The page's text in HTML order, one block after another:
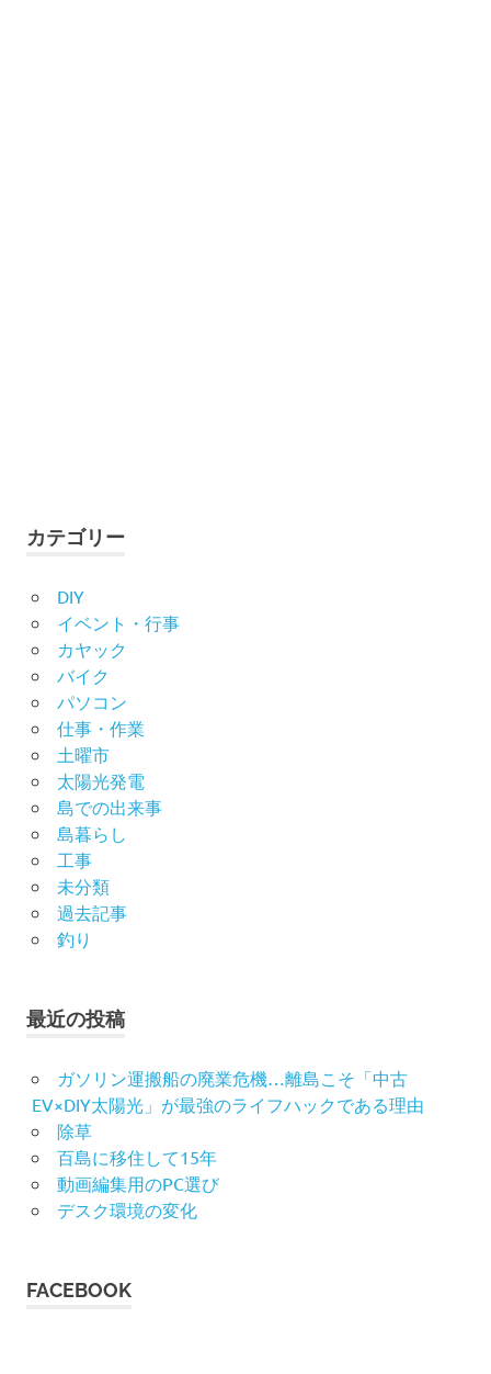
カテゴリー
DIY
イベント・行事
カヤック
バイク
パソコン
仕事・作業
土曜市
太陽光発電
島での出来事
島暮らし
工事
未分類
過去記事
釣り
最近の投稿
ガソリン運搬船の廃業危機…離島こそ「中古
EV×DIY太陽光」が最強のライフハックである理由
除草
百島に移住して15年
動画編集用のPC選び
デスク環境の変化
FACEBOOK